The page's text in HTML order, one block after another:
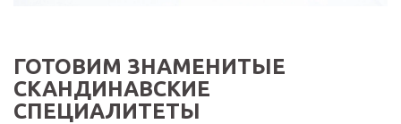
ГОТОВИМ ЗНАМЕНИТЫЕ
СКАНДИНАВСКИЕ
СПЕЦИАЛИТЕТЫ